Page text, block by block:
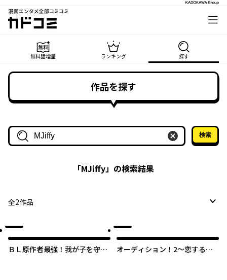
漫画エンタメ全部コミコミ
カドコミ
無料話増量 ランキング 探す
作品を探す
作品名・作家名で探す
検索
「MJiffy」の検索結果
全2作品
ＢＬ原作者最強！我が子を守る
オーディション！2～恋するス